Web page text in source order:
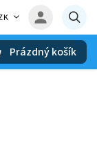
Prázdný košík